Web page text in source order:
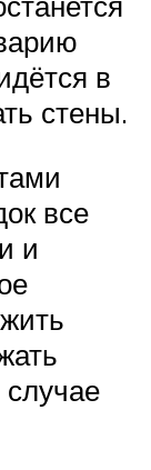
в
стены.
все
и